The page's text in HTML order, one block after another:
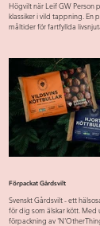
Högvilt när Leif GW Person
klassiker i vild tappning. En
måltider för fartfyllda
Förpackat Gårdsvilt
Svenskt Gårdsvilt - ett
för dig som älskar kött.
förpackning av